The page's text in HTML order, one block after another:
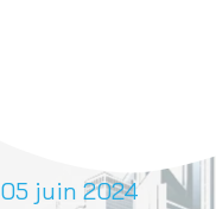
05 juin 2024